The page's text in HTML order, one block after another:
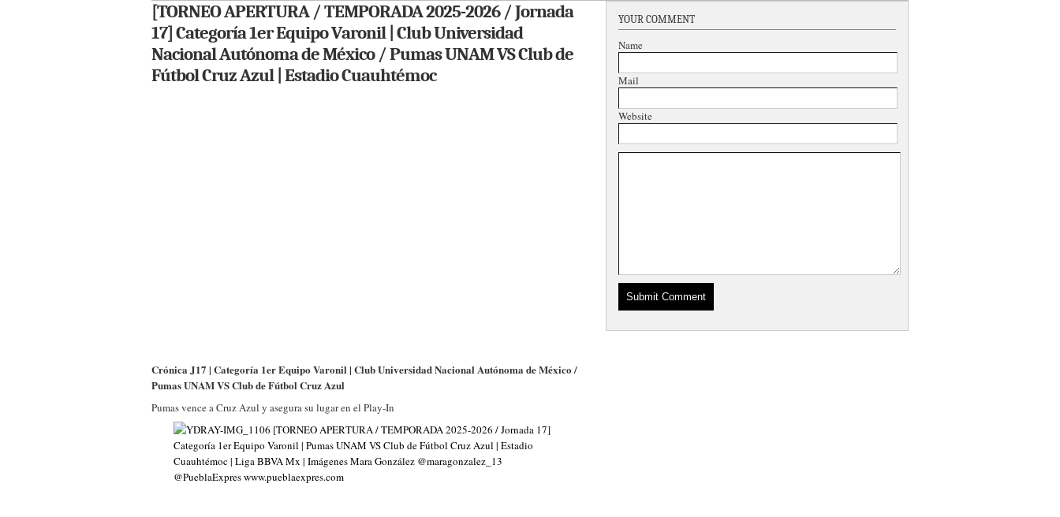
[TORNEO APERTURA / TEMPORADA 2025-2026 / Jornada
17] Categoría 1er Equipo Varonil | Club Universidad
Nacional Autónoma de México / Pumas UNAM VS Club de
Fútbol Cruz Azul | Estadio Cuauhtémoc
Crónica J17 | Categoría 1er Equipo Varonil | Club Universidad Nacional Autónoma de México /
Pumas UNAM VS Club de Fútbol Cruz Azul
Pumas vence a Cruz Azul y asegura su lugar en el Play-In
YOUR COMMENT
Name
Mail
Website